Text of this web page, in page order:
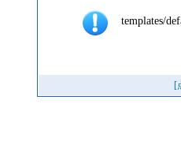
templates/
[